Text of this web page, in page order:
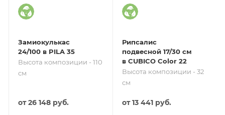
Замиокулькас
24/100 в PILA 35
Высота композиции - 110
см
от26 148 руб.
Рипсалис
подвесной 17/30 см
в CUBICO Color 22
Высота композиции - 32
см
от13 441 руб.